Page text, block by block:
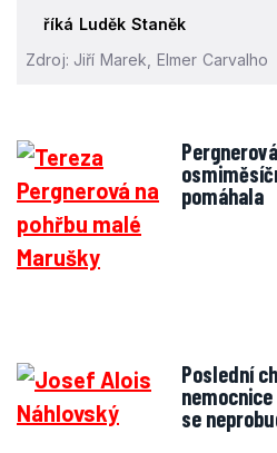
říká Luděk Staněk
Zdroj: Jiří Marek, Elmer Carvalho
pomáhala
Poslední
se